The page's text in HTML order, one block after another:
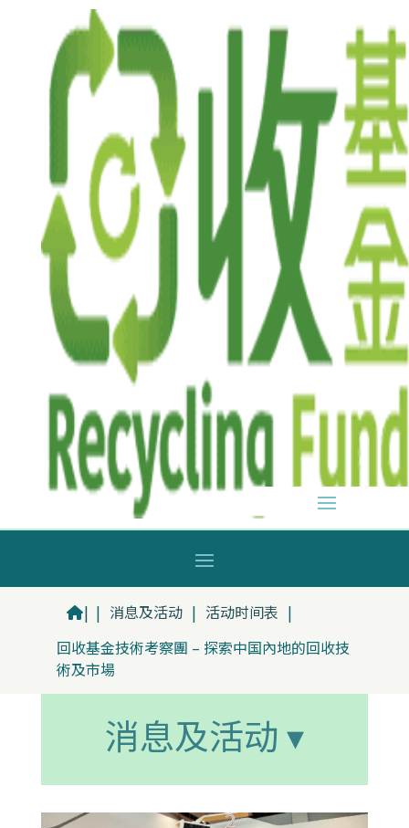
| | 消息及活动 | 活动时间表 |
回收基金技術考察團 – 探索中国內地的回收技
術及市場
消息及活动 ▾